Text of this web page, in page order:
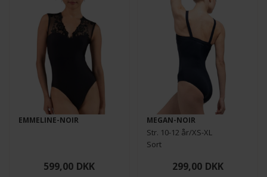
EMMELINE-NOIR
599,00 DKK
MEGAN-NOIR
Str. 10-12 år/XS-XL
Sort
299,00 DKK